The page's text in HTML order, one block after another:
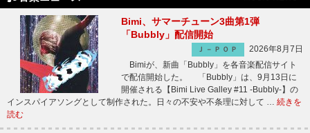
Bimi、サマーチューン3曲第1弾
「Bubbly」配信開始
Ｊ－ＰＯＰ
2026年8月7日
Bimiが、新曲「Bubbly」を各音楽配信サイト
で配信開始した。 「Bubbly」は、9月13日に
開催される【Bimi Live Galley #11 -Bubbly-】の
インスパイアソングとして制作された。日々の不安や不条理に対して … 続きを
読む